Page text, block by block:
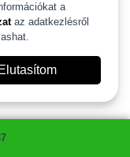
vállaljuk ingyenes
ki új szúnyoghálóját
tapasztalattal
és javítás
Ha szeretné
és mi szívesen
Ön szeretné.
a
az adatkezlésről
Elutasítom